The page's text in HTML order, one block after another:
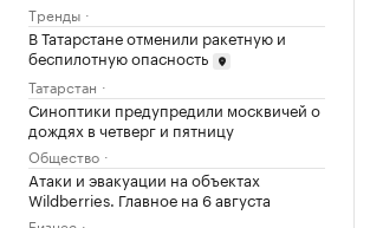
Тренды
В Татарстане отменили ракетную и
беспилотную опасность
Татарстан
Синоптики предупредили москвичей о
дождях в четверг и пятницу
Общество
Атаки и эвакуации на объектах
Wildberries. Главное на 6 августа